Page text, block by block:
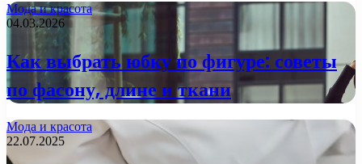
Мода и красота
04.03.2026
Как выбрать юбку по фигуре: советы
по фасону, длине и ткани
Мода и красота
22.07.2025